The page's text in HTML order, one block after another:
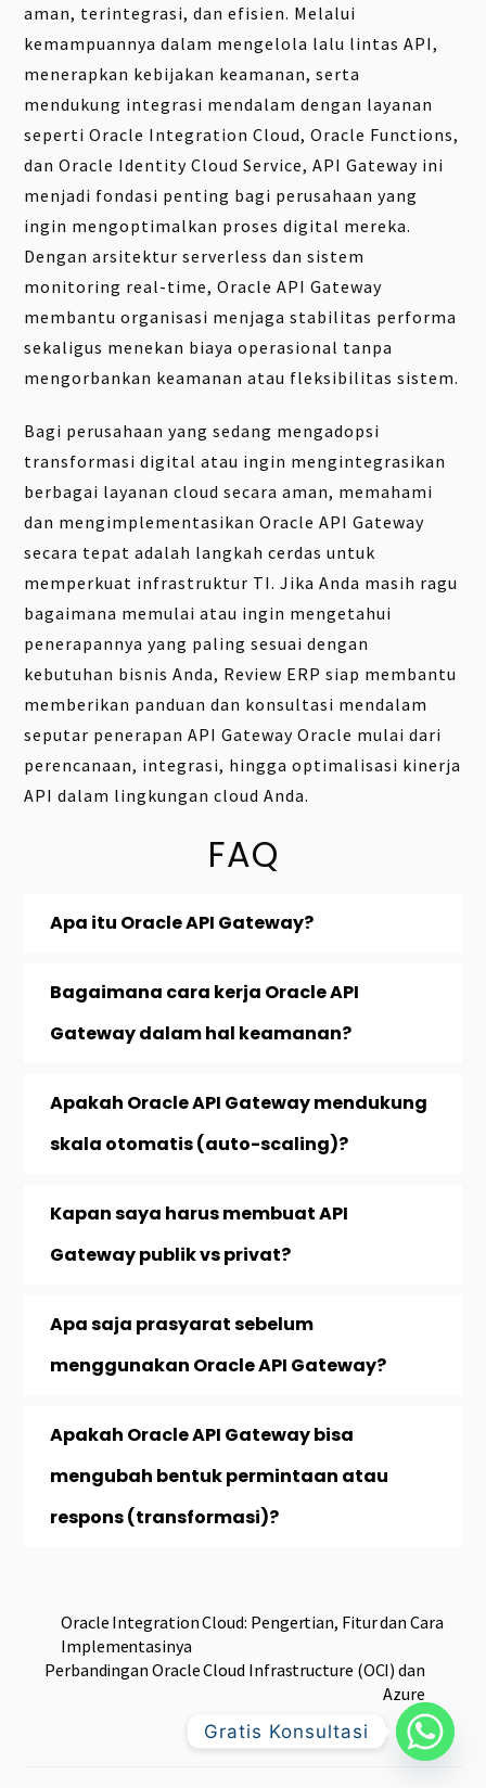
aman, terintegrasi, dan efisien. Melalui
kemampuannya dalam mengelola lalu lintas API,
menerapkan kebijakan keamanan, serta
mendukung integrasi mendalam dengan layanan
seperti Oracle Integration Cloud, Oracle Functions,
dan Oracle Identity Cloud Service, API Gateway ini
menjadi fondasi penting bagi perusahaan yang
ingin mengoptimalkan proses digital mereka.
Dengan arsitektur serverless dan sistem
monitoring real-time, Oracle API Gateway
membantu organisasi menjaga stabilitas performa
sekaligus menekan biaya operasional tanpa
mengorbankan keamanan atau fleksibilitas sistem.
Bagi perusahaan yang sedang mengadopsi
transformasi digital atau ingin mengintegrasikan
berbagai layanan cloud secara aman, memahami
dan mengimplementasikan Oracle API Gateway
secara tepat adalah langkah cerdas untuk
memperkuat infrastruktur TI. Jika Anda masih ragu
bagaimana memulai atau ingin mengetahui
penerapannya yang paling sesuai dengan
kebutuhan bisnis Anda, Review ERP siap membantu
memberikan panduan dan konsultasi mendalam
seputar penerapan API Gateway Oracle mulai dari
perencanaan, integrasi, hingga optimalisasi kinerja
API dalam lingkungan cloud Anda.
FAQ
Apa itu Oracle API Gateway?
Bagaimana cara kerja Oracle API
Gateway dalam hal keamanan?
Apakah Oracle API Gateway mendukung
skala otomatis (auto-scaling)?
Kapan saya harus membuat API
Gateway publik vs privat?
Apa saja prasyarat sebelum
menggunakan Oracle API Gateway?
Apakah Oracle API Gateway bisa
mengubah bentuk permintaan atau
respons (transformasi)?
Oracle Integration Cloud: Pengertian, Fitur dan Cara
Implementasinya
Perbandingan Oracle Cloud Infrastructure (OCI) dan
Azure
Gratis Konsultasi